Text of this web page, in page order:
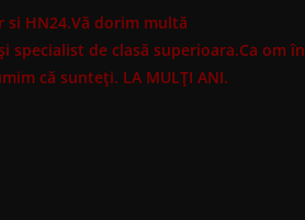
HN24.Vă dorim multă
de clasă superioara.Ca om în
că sunteţi. LA MULŢI ANI.